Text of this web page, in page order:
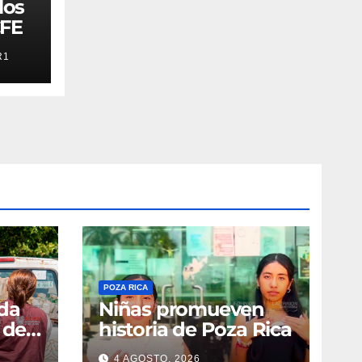
POZA RICA
Niñas promueven
historia de Poza Rica
4 AGOSTO, 2026